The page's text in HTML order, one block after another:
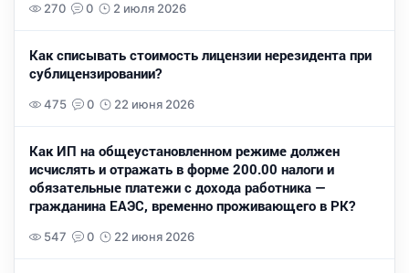
270 0 2 июля 2026
Как списывать стоимость лицензии нерезидента при
сублицензировании?
475 0 22 июня 2026
Как ИП на общеустановленном режиме должен
исчислять и отражать в форме 200.00 налоги и
обязательные платежи с дохода работника —
гражданина ЕАЭС, временно проживающего в РК?
547 0 22 июня 2026